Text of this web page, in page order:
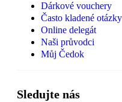
Dárkové vouchery
Často kladené otázky
Online delegát
Naši průvodci
Můj Čedok
Sledujte nás